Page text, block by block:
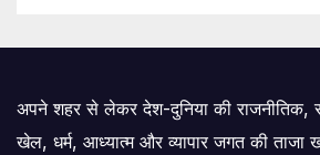
अपने शहर से लेकर देश-दुनिया की राजनीतिक,
खेल, धर्म, आध्यात्म और व्यापार जगत की ताजा